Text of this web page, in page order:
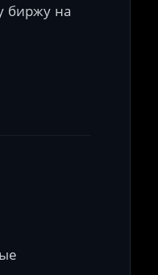
биржу на